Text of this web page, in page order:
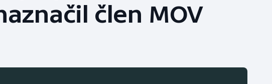
Krasobruslení Short track
člen MOV